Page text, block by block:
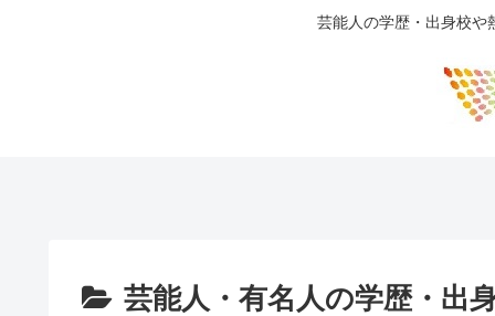
芸能人の学歴・出身校や
芸能人・有名人の学歴・出